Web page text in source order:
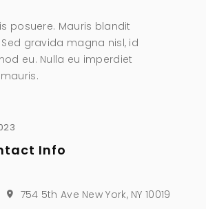
posuere. Mauris blandit
gravida magna nisl, id
eu. Nulla eu imperdiet
Info
754 5th Ave New York, NY 10019